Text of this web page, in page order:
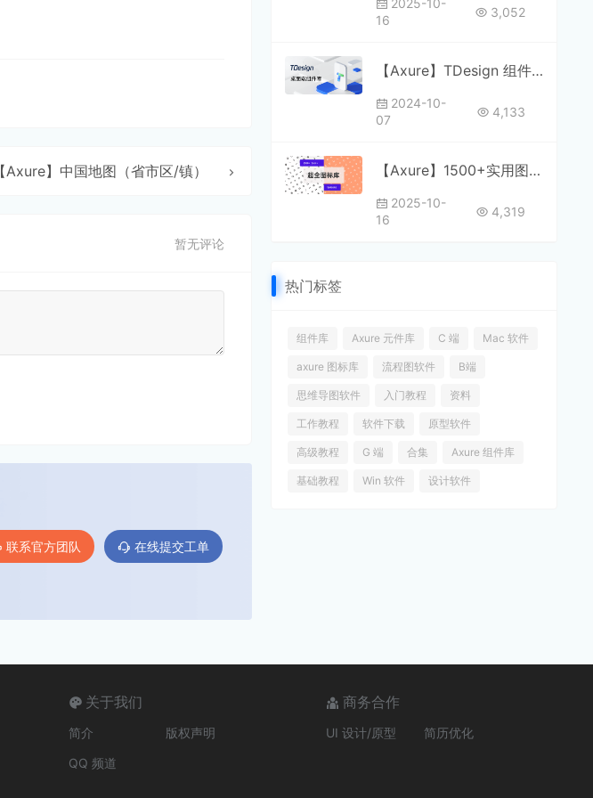
【Axure】中国地图（省市区/镇）
暂无评论
联系官方团队 在线提交工单
2025-10-
16
3,052
【Axure】TDesign 组件库
2024-10-
07
4,133
【Axure】1500+实用图标库 v2
2025-10-
16
4,319
热门标签
组件库 Axure 元件库 C 端 Mac 软件
axure 图标库 流程图软件 B端
思维导图软件 入门教程 资料
工作教程 软件下载 原型软件
高级教程 G 端 合集 Axure 组件库
基础教程 Win 软件 设计软件
关于我们
简介
版权声明
QQ 频道
商务合作
UI 设计/原型 简历优化